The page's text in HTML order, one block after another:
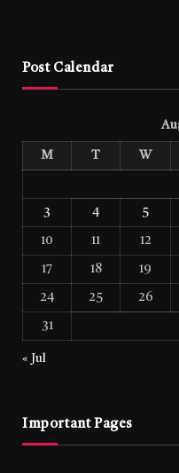
Post Calendar
M T W
3 4 5
10 11 12
17 18 19
24 25 26
31
« Jul
Important Pages